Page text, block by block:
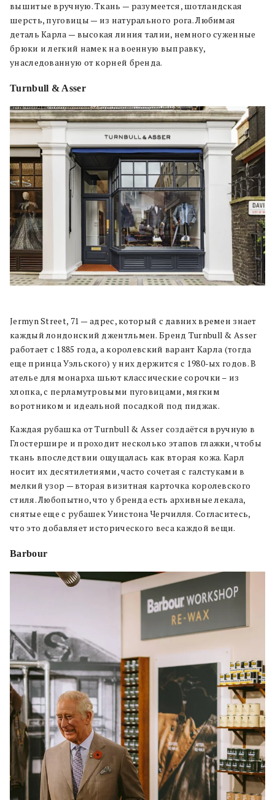
вышитые вручную. Ткань — разумеется, шотландская
шерсть, пуговицы — из натурального рога. Любимая
деталь Карла — высокая линия талии, немного суженные
брюки и легкий намек на военную выправку,
унаследованную от корней бренда.
Turnbull & Asser
Jermyn Street, 71 — адрес, который с давних времен знает
каждый лондонский джентльмен. Бренд Turnbull & Asser
работает с 1885 года, а королевский варант Карла (тогда
еще принца Уэльского) у них держится с 1980-ых годов. В
ателье для монарха шьют классические сорочки – из
хлопка, с перламутровыми пуговицами, мягким
воротником и идеальной посадкой под пиджак.
Каждая рубашка от Turnbull & Asser создаётся вручную в
Глостершире и проходит несколько этапов глажки, чтобы
ткань впоследствии ощущалась как вторая кожа. Карл
носит их десятилетиями, часто сочетая с галстуками в
мелкий узор — вторая визитная карточка королевского
стиля. Любопытно, что у бренда есть архивные лекала,
снятые еще с рубашек Уинстона Черчилля. Согласитесь,
что это добавляет исторического веса каждой вещи.
Barbour